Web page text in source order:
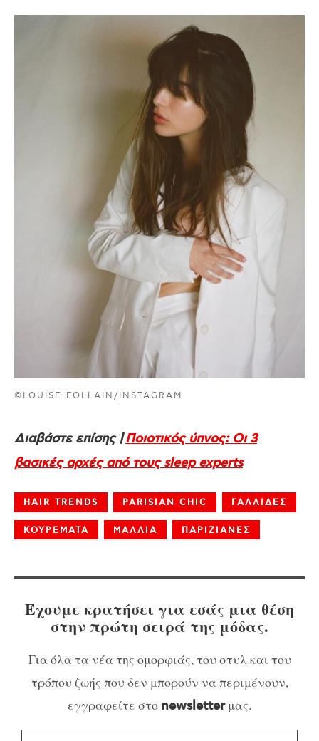
©LOUISE FOLLAIN/INSTAGRAM
Διαβάστε επίσης |Ποιοτικός ύπνος: Οι 3
βασικές αρχές από τους sleep experts
HAIR TRENDS PARISIAN CHIC ΓΑΛΛΙΔΕΣ
ΚΟΥΡΕΜΑΤΑ ΜΑΛΛΙΑ ΠΑΡΙΖΙΑΝΕΣ
Έχουμε κρατήσει για εσάς μια θέση
στην πρώτη σειρά της μόδας.
Για όλα τα νέα της ομορφιάς, του στυλ και του
τρόπου ζωής που δεν μπορούν να περιμένουν,
εγγραφείτε στο newsletterμας.